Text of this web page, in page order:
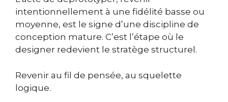
intentionnellement à une fidélité basse ou
moyenne, est le signe d’une discipline de
conception mature. C’est l’étape où le
designer redevient le stratège structurel.
Revenir au fil de pensée, au squelette
logique.